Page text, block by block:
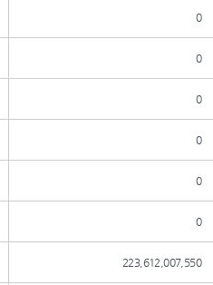
0
0
0
0
0
0
223,612,007,550